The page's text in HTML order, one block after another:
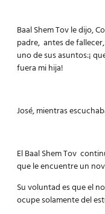
Baal Shem Tov le dijo,
padre, antes de
uno de sus asuntos:¡
fuera mi hija!
José, mientras
El Baal Shem Tov
que le encuentre un
Su voluntad es que el
ocupe solamente del